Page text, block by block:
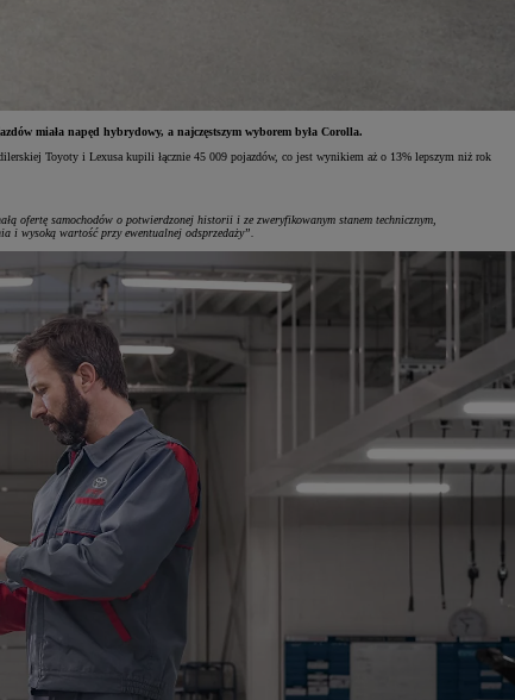
miała napęd hybrydowy, a najczęstszym wyborem była Corolla.
Toyoty i Lexusa kupili łącznie 45 009 pojazdów, co jest wynikiem aż o 13% lepszym niż rok
ofertę samochodów o potwierdzonej historii i ze zweryfikowanym stanem technicznym,
i wysoką wartość przy ewentualnej odsprzedaży”.